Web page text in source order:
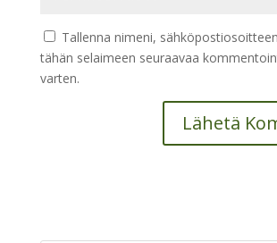
Tallenna nimeni,
tähän selaimeen seuraavaa
varten.